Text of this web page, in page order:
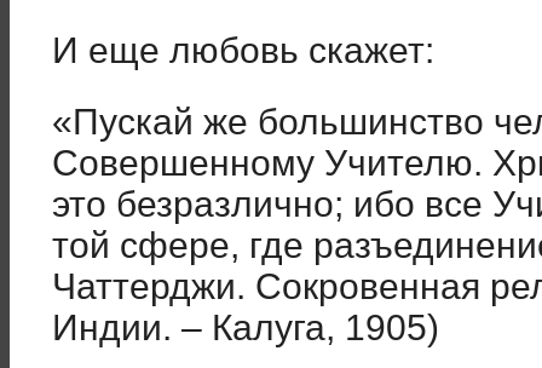
И еще любовь скажет:
«Пускай же большинство
Совершенному Учителю.
это безразлично; ибо все
той сфере, где
Чаттерджи. Сокровенная
Индии. – Калуга, 1905)